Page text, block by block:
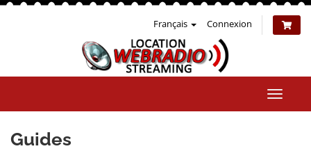
Français Connexion
la
Guides